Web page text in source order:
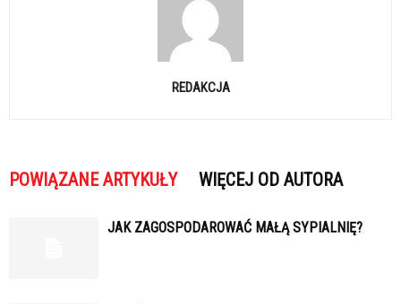
REDAKCJA
POWIĄZANE ARTYKUŁY WIĘCEJ OD AUTORA
JAK ZAGOSPODAROWAĆ MAŁĄ SYPIALNIĘ?